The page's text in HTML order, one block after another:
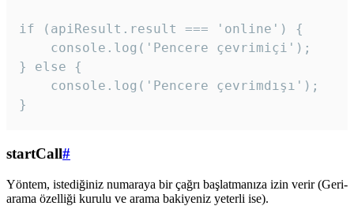
if (apiResult.result === 'online') {
    console.log('Pencere çevrimiçi');
} else {
    console.log('Pencere çevrimdışı');
}
startCall#
Yöntem, istediğiniz numaraya bir çağrı başlatmanıza izin verir (Geri-
arama özelliği kurulu ve arama bakiyeniz yeterli ise).